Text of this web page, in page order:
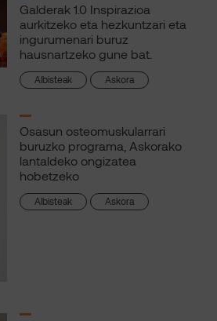
Galderak 1.0 Inspirazioa
aurkitzeko eta hezkuntzari eta
ingurumenari buruz
hausnartzeko gune bat.
Albisteak Askora
Osasun osteomuskularrari
buruzko programa, Askorako
lantaldeko ongizatea
hobetzeko
Albisteak Askora